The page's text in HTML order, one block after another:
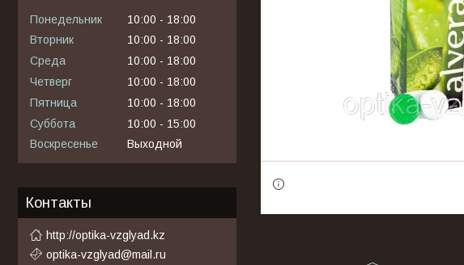
Понедельник 10:00
18:00
Вторник
10:00
18:00
Среда
10:00
18:00
Четверг
10:00
18:00
Пятница
10:00
18:00
Суббота
10:00
15:00
Воскресенье
Выходной
Контакты
http://optika-vzglyad.kz
optika-vzglyad@mail.ru